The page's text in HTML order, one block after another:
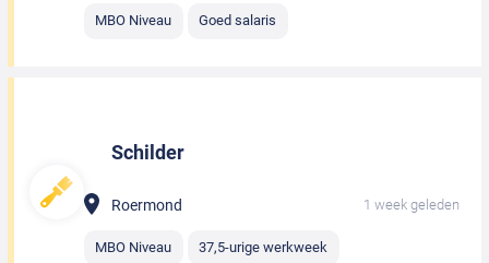
MBO Niveau Goed salaris
Schilder
Roermond 1 week geleden
MBO Niveau 37,5-urige werkweek